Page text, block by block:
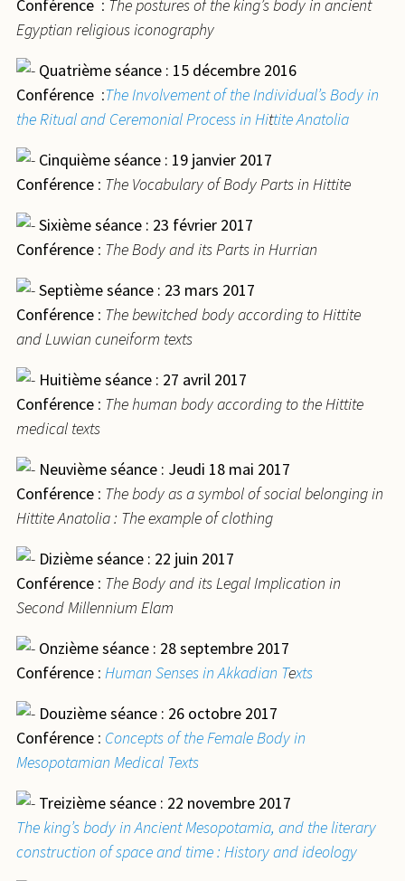
Conférence : The postures of the king’s body in ancient
Egyptian religious iconography
Quatrième séance : 15 décembre 2016
Conférence :The Involvement of the Individual’s Body in
the Ritual and Ceremonial Process in Hittite Anatolia
Cinquième séance : 19 janvier 2017
Conférence : The Vocabulary of Body Parts in Hittite
Sixième séance : 23 février 2017
Conférence : The Body and its Parts in Hurrian
Septième séance : 23 mars 2017
Conférence : The bewitched body according to Hittite
and Luwian cuneiform texts
Huitième séance : 27 avril 2017
Conférence : The human body according to the Hittite
medical texts
Neuvième séance : Jeudi 18 mai 2017
Conférence : The body as a symbol of social belonging in
Hittite Anatolia : The example of clothing
Dizième séance : 22 juin 2017
Conférence : The Body and its Legal Implication in
Second Millennium Elam
Onzième séance : 28 septembre 2017
Conférence : Human Senses in Akkadian Texts
Douzième séance : 26 octobre 2017
Conférence : Concepts of the Female Body in
Mesopotamian Medical Texts
Treizième séance : 22 novembre 2017
The king’s body in Ancient Mesopotamia, and the literary
construction of space and time : History and ideology